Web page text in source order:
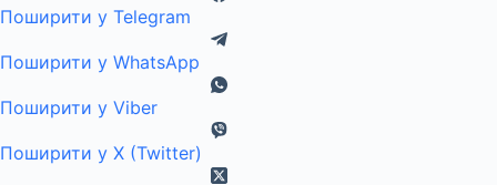
Поширити у Telegram
Поширити у WhatsApp
Поширити у Viber
Поширити у X (Twitter)